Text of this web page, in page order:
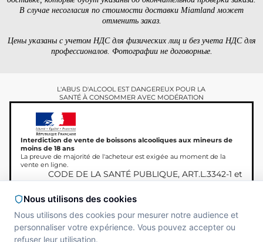
В случае несогласия по стоимости доставки Miamland может
отменить заказ.
Цены указаны с учетом НДС для физических лиц и без учета НДС для
профессионалов. Фотографии не договорные.
L'ABUS D'ALCOOL EST DANGEREUX POUR LA
SANTÉ À CONSOMMER AVEC MODÉRATION
Interdiction de vente de boissons alcooliques aux mineurs de
moins de 18 ans
La preuve de majorité de l'acheteur est exigée au moment de la
vente en ligne.
CODE DE LA SANTÉ PUBLIQUE, ART.L.3342-1 et
Авторское право © 2026
Site réalisé parMAADAM
Nous utilisons des cookies
Nous utilisons des cookies pour mesurer notre audience et
personnaliser votre expérience. Vous pouvez accepter ou
refuser leur utilisation.